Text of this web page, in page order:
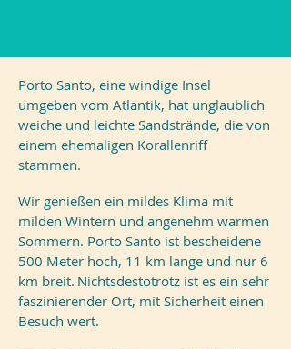
Porto Santo, eine windige Insel
umgeben vom Atlantik, hat unglaublich
weiche und leichte Sandstrände, die von
einem ehemaligen Korallenriff
stammen.
Wir genießen ein mildes Klima mit
milden Wintern und angenehm warmen
Sommern. Porto Santo ist bescheidene
500 Meter hoch, 11 km lange und nur 6
km breit. Nichtsdestotrotz ist es ein sehr
faszinierender Ort, mit Sicherheit einen
Besuch wert.